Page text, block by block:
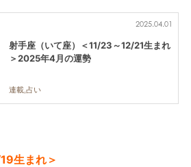
2025.04.01
射手座（いて座）＜11/23～12/21生まれ
＞2025年4月の運勢
連載,占い
生まれ＞